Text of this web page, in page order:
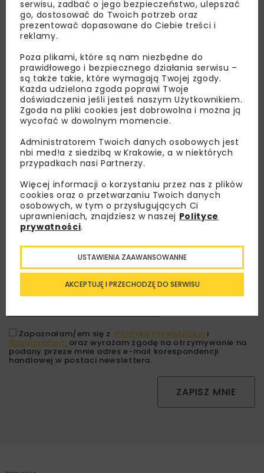
Lubisz wiedzieć więcej?
Zapisz się do newslettera aby otrzymywać od
nas najlepsze informacje branżowe,
zaproszenia na wydarzenia, atrakcyjne oferty i
dedykowane akcje specjalne.
Zapoznałam/em się z Polityką Prywatności i
Regulaminem oraz wyrażam zgodę na otrzymywanie na
podany przeze mnie adres e-mail korespondencji
handlowej w postaci newslettera.
ZAPISZ MNIE
serwisu, zadbać o jego bezpieczeństwo, ulepszać
go, dostosować do Twoich potrzeb oraz
prezentować dopasowane do Ciebie treści i
reklamy.
Poza plikami, które są nam niezbędne do
prawidłowego i bezpiecznego działania serwisu –
są także takie, które wymagają Twojej zgody.
Każda udzielona zgoda poprawi Twoje
doświadczenia jeśli jesteś naszym Użytkownikiem.
Zgoda na pliki cookies jest dobrowolna i można ją
wycofać w dowolnym momencie.
Administratorem Twoich danych osobowych jest
nbi med!a z siedzibą w Krakowie, a w niektórych
przypadkach nasi Partnerzy.
Więcej informacji o korzystaniu przez nas z plików
cookies oraz o przetwarzaniu Twoich danych
osobowych, w tym o przysługujących Ci
uprawnieniach, znajdziesz w naszej Polityce
prywatności.
AKCEPTUJĘ I PRZECHODZĘ DO SERWISU
USTAWIENIA ZAAWANSOWANNE